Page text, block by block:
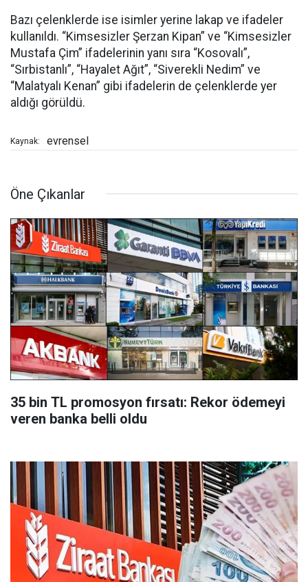
Bazı çelenklerde ise isimler yerine lakap ve ifadeler
kullanıldı. “Kimsesizler Şerzan Kipan” ve “Kimsesizler
Mustafa Çim” ifadelerinin yanı sıra “Kosovalı”,
“Sırbistanlı”, “Hayalet Ağıt”, “Siverekli Nedim” ve
“Malatyalı Kenan” gibi ifadelerin de çelenklerde yer
aldığı görüldü.
Kaynak: evrensel
Öne Çıkanlar
35 bin TL promosyon fırsatı: Rekor ödemeyi
veren banka belli oldu